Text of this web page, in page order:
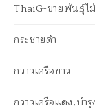
ThaiG-ขายพันธุ์ไ
กระชายดำ
กวาวเครือขาว
กวาวเครือแดง,บำ